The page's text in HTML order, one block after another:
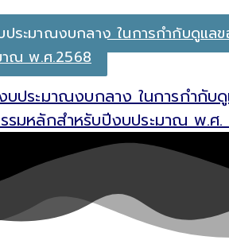
ประมาณงบกลาง ในการกำกับดูแล
าณ พ.ศ.2568
บประมาณงบกลาง ในการกำกั
รมหลักสำหรับปีงบประมาณ พ.ศ.